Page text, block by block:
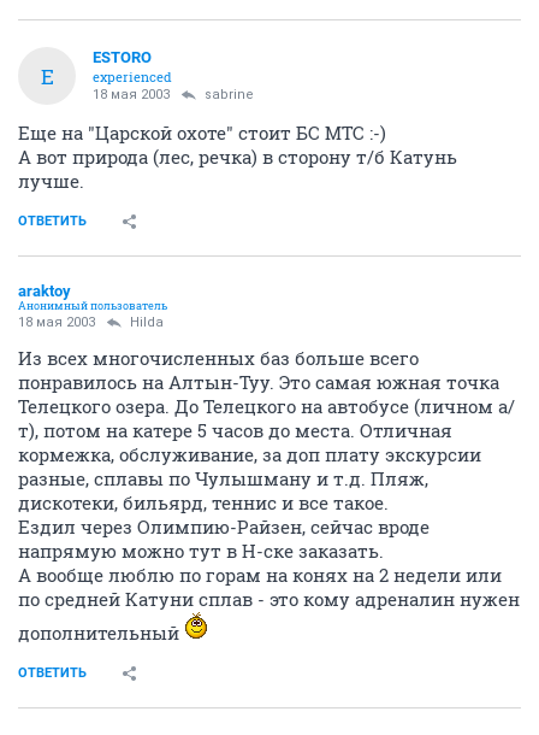
E
ESTORO
experienced
18 мая 2003 sabrine
Еще на "Царской охоте" стоит БС МТС :-)
А вот природа (лес, речка) в сторону т/б Катунь
лучше.
ОТВЕТИТЬ
araktoy
Анонимный пользователь
18 мая 2003 Hilda
Из всех многочисленных баз больше всего
понравилось на Алтын-Туу. Это самая южная точка
Телецкого озера. До Телецкого на автобусе (личном а/
т), потом на катере 5 часов до места. Отличная
кормежка, обслуживание, за доп плату экскурсии
разные, сплавы по Чулышману и т.д. Пляж,
дискотеки, бильярд, теннис и все такое.
Ездил через Олимпию-Райзен, сейчас вроде
напрямую можно тут в Н-ске заказать.
А вообще люблю по горам на конях на 2 недели или
по средней Катуни сплав - это кому адреналин нужен
дополнительный
ОТВЕТИТЬ